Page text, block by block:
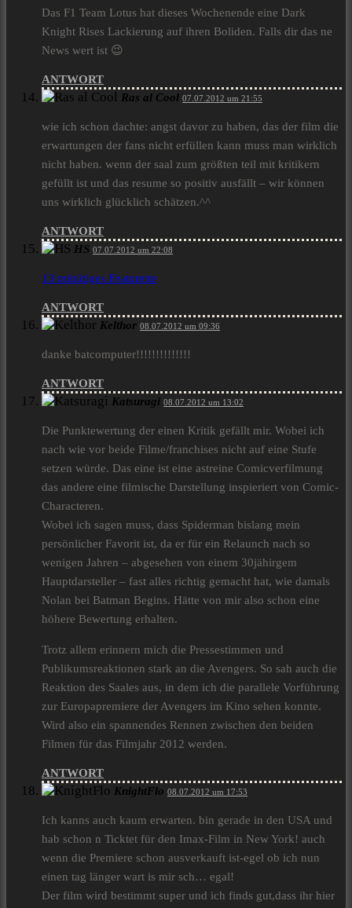
Das F1 Team Lotus hat dieses Wochenende eine Dark
Knight Rises Lackierung auf ihren Boliden. Falls dir das ne
News wert ist 😉
ANTWORT
Ras al Cool 07.07.2012 um 21:55
wie ich schon dachte: angst davor zu haben, das der film die
erwartungen der fans nicht erfüllen kann muss man wirklich
nicht haben. wenn der saal zum größten teil mit kritikern
gefüllt ist und das resume so positiv ausfällt – wir können
uns wirklich glücklich schätzen.^^
ANTWORT
HS 07.07.2012 um 22:08
13 minütiges Featurette
ANTWORT
Kelthor 08.07.2012 um 09:36
danke batcomputer!!!!!!!!!!!!!!
ANTWORT
Katsuragi 08.07.2012 um 13:02
Die Punktewertung der einen Kritik gefällt mir. Wobei ich
nach wie vor beide Filme/franchises nicht auf eine Stufe
setzen würde. Das eine ist eine astreine Comicverfilmung
das andere eine filmische Darstellung inspieriert von Comic-
Characteren.
Wobei ich sagen muss, dass Spiderman bislang mein
persönlicher Favorit ist, da er für ein Relaunch nach so
wenigen Jahren – abgesehen von einem 30jähirgem
Hauptdarsteller – fast alles richtig gemacht hat, wie damals
Nolan bei Batman Begins. Hätte von mir also schon eine
höhere Bewertung erhalten.
Trotz allem erinnern mich die Pressestimmen und
Publikumsreaktionen stark an die Avengers. So sah auch die
Reaktion des Saales aus, in dem ich die parallele Vorführung
zur Europapremiere der Avengers im Kino sehen konnte.
Wird also ein spannendes Rennen zwischen den beiden
Filmen für das Filmjahr 2012 werden.
ANTWORT
KnightFlo 08.07.2012 um 17:53
Ich kanns auch kaum erwarten. bin gerade in den USA und
hab schon n Ticktet für den Imax-Film in New York! auch
wenn die Premiere schon ausverkauft ist-egel ob ich nun
einen tag länger wart is mir sch… egal!
Der film wird bestimmt super und ich finds gut,dass ihr hier